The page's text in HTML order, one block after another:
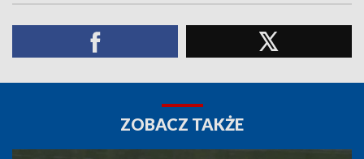
ZOBACZ TAKŻE